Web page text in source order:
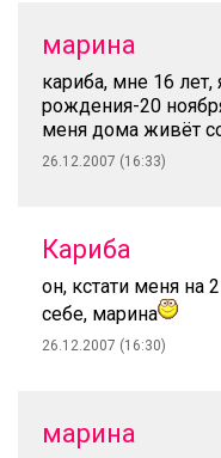
марина
кариба, мне 16
рождения-20
меня дома живёт
26.12.2007 (16:33)
Кариба
он, кстати меня на
себе, марина
26.12.2007 (16:30)
марина